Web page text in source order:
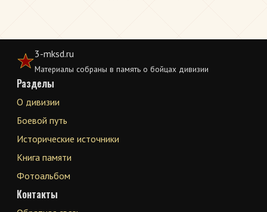
3-mksd.ru
Материалы собраны в память о бойцах дивизии
Разделы
О дивизии
Боевой путь
Исторические источники
Книга памяти
Фотоальбом
Контакты